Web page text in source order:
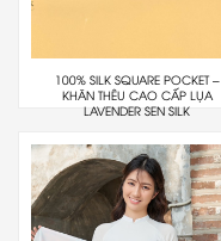
100% SILK SQUARE POCKET –
KHĂN THÊU CAO CẤP LỤA
LAVENDER SEN SILK